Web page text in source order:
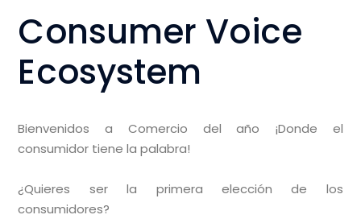
Consumer Voice
Ecosystem
Bienvenidos a Comercio del año ¡Donde el
consumidor tiene la palabra!
¿Quieres ser la primera elección de los
consumidores?